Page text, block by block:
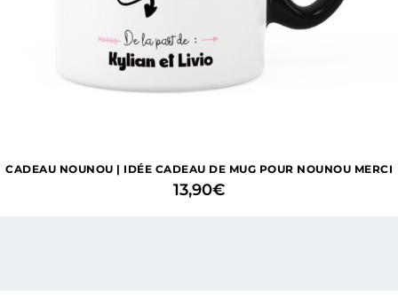
CADEAU NOUNOU | IDÉE CADEAU DE MUG POUR NOUNOU MERCI
13,90€